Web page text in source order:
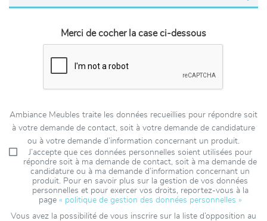
Merci de cocher la case ci-dessous
Ambiance Meubles traite les données recueillies pour répondre soit
à votre demande de contact, soit à votre demande de candidature
ou à votre demande d’information concernant un produit.
J’accepte que ces données personnelles soient utilisées pour
répondre soit à ma demande de contact, soit à ma demande de
candidature ou à ma demande d’information concernant un
produit. Pour en savoir plus sur la gestion de vos données
personnelles et pour exercer vos droits, reportez-vous à la
page « politique de gestion des données personnelles »
Vous avez la possibilité de vous inscrire sur la liste d’opposition au